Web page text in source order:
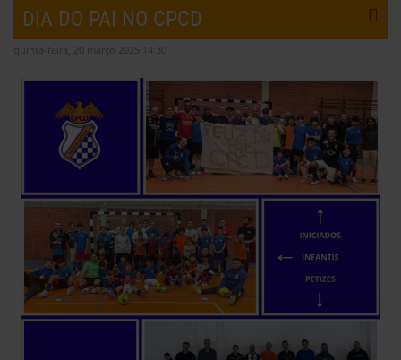
DIA DO PAI NO CPCD
quinta-feira, 20 março 2025 14:30